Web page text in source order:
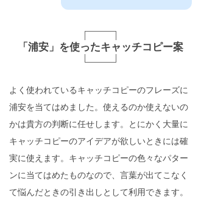
「浦安」を使ったキャッチコピー案
よく使われているキャッチコピーのフレーズに
浦安を当てはめました。使えるのか使えないの
かは貴方の判断に任せします。とにかく大量に
キャッチコピーのアイデアが欲しいときには確
実に使えます。キャッチコピーの色々なパター
ンに当てはめたものなので、言葉が出てこなく
て悩んだときの引き出しとして利用できます。